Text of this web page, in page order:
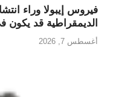
فيروس إيبولا وراء
الديمقراطية قد
أغسطس 7, 2026